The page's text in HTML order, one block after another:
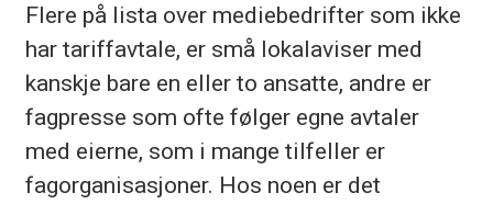
Flere på lista over mediebedrifter som ikke
har tariffavtale, er små lokalaviser med
kanskje bare en eller to ansatte, andre er
fagpresse som ofte følger egne avtaler
med eierne, som i mange tilfeller er
fagorganisasjoner. Hos noen er det